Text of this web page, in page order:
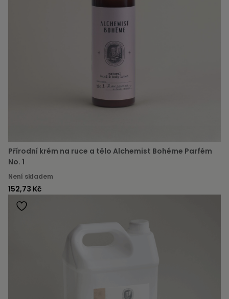
Přírodní krém na ruce a tělo Alchemist Bohéme Parfém
No. 1
Není skladem
152,73 Kč